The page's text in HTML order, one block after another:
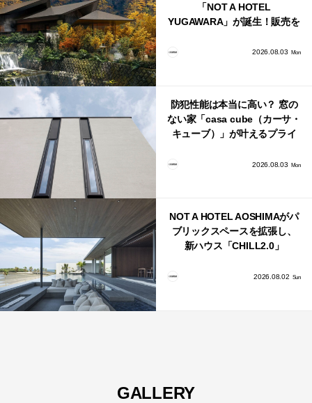
「NOT A HOTEL
YUGAWARA」が誕生！販売を
2026.08.03 Mon
防犯性能は本当に高い？ 窓の
ない家「casa cube（カーサ・
キューブ）」が叶えるプライ
2026.08.03 Mon
NOT A HOTEL AOSHIMAがパ
ブリックスペースを拡張し、
新ハウス「CHILL2.0」
2026.08.02 Sun
GALLERY